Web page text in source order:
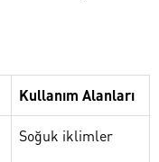
Kullanım Alanları
Soğuk iklimler